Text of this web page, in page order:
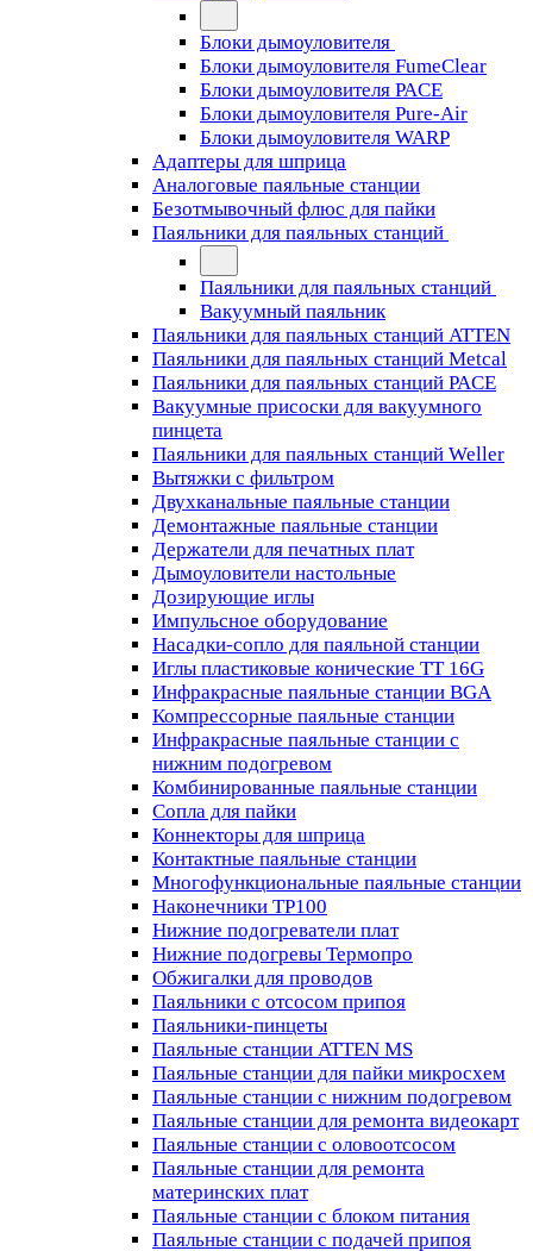
Блоки дымоуловителя
Блоки дымоуловителя FumeClear
Блоки дымоуловителя PACE
Блоки дымоуловителя Pure-Air
Блоки дымоуловителя WARP
Адаптеры для шприца
Аналоговые паяльные станции
Безотмывочный флюс для пайки
Паяльники для паяльных станций
Паяльники для паяльных станций
Вакуумный паяльник
Паяльники для паяльных станций ATTEN
Паяльники для паяльных станций Metcal
Паяльники для паяльных станций PACE
Вакуумные присоски для вакуумного
пинцета
Паяльники для паяльных станций Weller
Вытяжки с фильтром
Двухканальные паяльные станции
Демонтажные паяльные станции
Держатели для печатных плат
Дымоуловители настольные
Дозирующие иглы
Импульсное оборудование
Насадки-сопло для паяльной станции
Иглы пластиковые конические TT 16G
Инфракрасные паяльные станции BGA
Компрессорные паяльные станции
Инфракрасные паяльные станции с
нижним подогревом
Комбинированные паяльные станции
Сопла для пайки
Коннекторы для шприца
Контактные паяльные станции
Многофункциональные паяльные станции
Наконечники TP100
Нижние подогреватели плат
Нижние подогревы Термопро
Обжигалки для проводов
Паяльники с отсосом припоя
Паяльники-пинцеты
Паяльные станции ATTEN MS
Паяльные станции для пайки микросхем
Паяльные станции с нижним подогревом
Паяльные станции для ремонта видеокарт
Паяльные станции с оловоотсосом
Паяльные станции для ремонта
материнских плат
Паяльные станции с блоком питания
Паяльные станции с подачей припоя